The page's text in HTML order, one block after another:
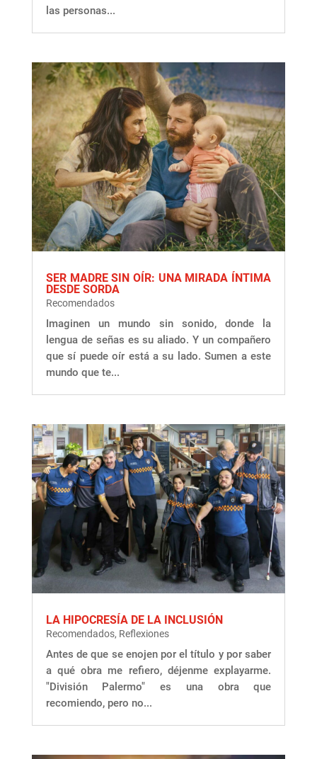
las personas...
SER MADRE SIN OÍR: UNA MIRADA ÍNTIMA
DESDE SORDA
Recomendados
Imaginen un mundo sin sonido, donde la
lengua de señas es su aliado. Y un compañero
que sí puede oír está a su lado. Sumen a este
mundo que te...
LA HIPOCRESÍA DE LA INCLUSIÓN
Recomendados, Reflexiones
Antes de que se enojen por el título y por saber
a qué obra me refiero, déjenme explayarme.
"División Palermo" es una obra que
recomiendo, pero no...